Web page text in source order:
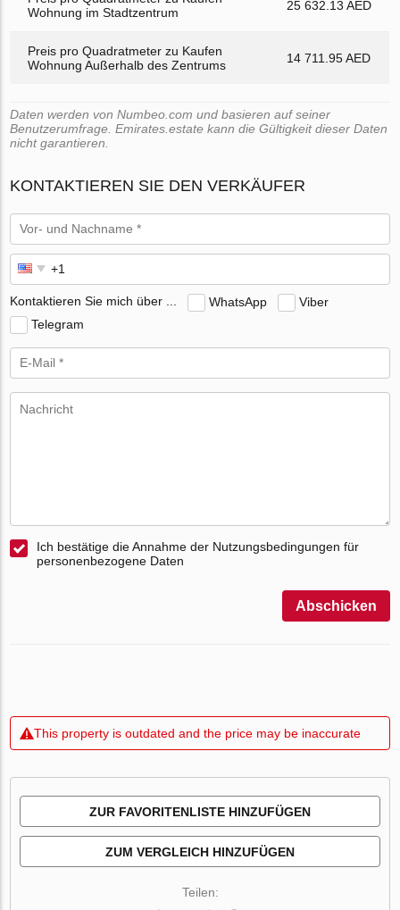
Wohnung im Stadtzentrum
25 632.13 AED
Preis pro Quadratmeter zu Kaufen
Wohnung Außerhalb des Zentrums
14 711.95 AED
Daten werden von Numbeo.com und basieren auf seiner
Benutzerumfrage. Emirates.estate kann die Gültigkeit dieser Daten
nicht garantieren.
KONTAKTIEREN SIE DEN VERKÄUFER
Kontaktieren Sie mich über ... WhatsApp
Viber
Telegram
Ich bestätige die Annahme der Nutzungsbedingungen für
personenbezogene Daten
Abschicken
This property is outdated and the price may be inaccurate
ZUR FAVORITENLISTE HINZUFÜGEN
ZUM VERGLEICH HINZUFÜGEN
Teilen: